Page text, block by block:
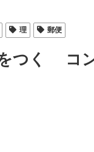
理 郵便
つく コ